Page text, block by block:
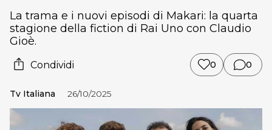
La trama e i nuovi episodi di Makari: la quarta
stagione della fiction di Rai Uno con Claudio
Gioè.
Condividi 0 0
Tv Italiana 26/10/2025